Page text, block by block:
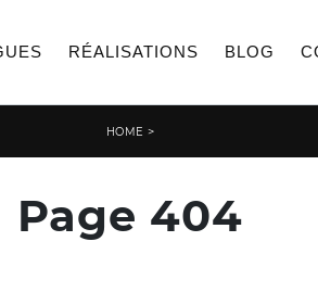
RÉALISATIONS BLOG
HOME >
Page 404